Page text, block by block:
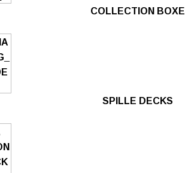
COLLECTION BOXE
SPILLE DECKS